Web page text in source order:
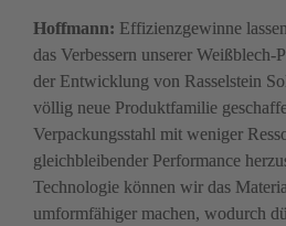
Hoffmann: Effizienzgewinne
das Verbessern unserer
der Entwicklung von Rasselstein
völlig neue Produktfamilie
Verpackungsstahl mit ­weniger
gleichbleibender Performance
Technologie können wir das
umformfähiger machen, wodurch